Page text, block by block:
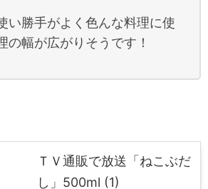
い勝手がよく色んな料理に使
の幅が広がりそうです！
ＴＶ通販で放送「ねこぶだ
し」500ml (1)